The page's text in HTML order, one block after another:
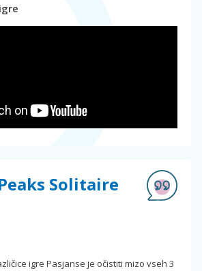
Solitaire
igre Pasjanse je očistiti mizo vseh 3